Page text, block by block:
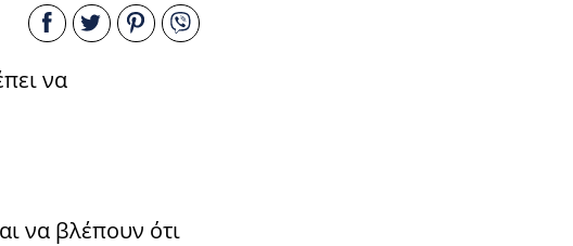
να
να βλέπουν ότι